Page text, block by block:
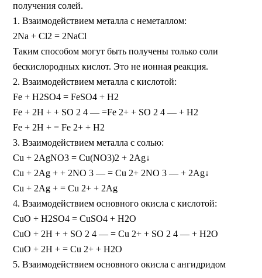
получения солей.
1. Взаимодействием металла с неметаллом:
2Na + Cl2 = 2NaCl
Таким способом могут быть получены только соли
бескислородных кислот. Это не ионная реакция.
2. Взаимодействием металла с кислотой:
Fe + H2SO4 = FeSO4 + H2
Fe + 2H + + SO 2 4 — =Fe 2+ + SO 2 4 — + H2
Fe + 2H + = Fe 2+ + H2
3. Взаимодействием металла с солью:
Сu + 2AgNO3 = Cu(NO3)2 + 2Ag↓
Сu + 2Ag + + 2NO 3 — = Cu 2+ 2NO 3 — + 2Ag↓
Сu + 2Ag + = Cu 2+ + 2Ag
4. Взаимодействием основного окисла с кислотой:
СuО + H2SO4 = CuSO4 + H2O
CuO + 2H + + SO 2 4 — = Cu 2+ + SO 2 4 — + H2O
СuО + 2Н + = Cu 2+ + H2O
5. Взаимодействием основного окисла с ангидридом